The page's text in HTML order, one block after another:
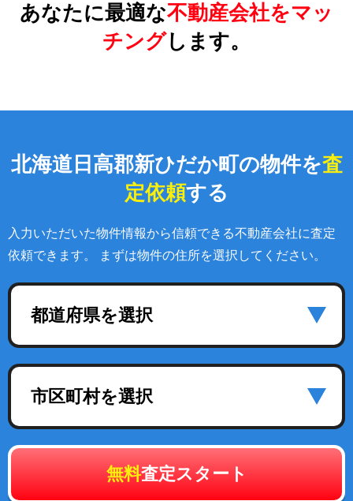
あなたに最適な不動産会社をマッ
チングします。
北海道日高郡新ひだか町の物件を査
定依頼する
入力いただいた物件情報から信頼できる不動産会社に査定
依頼できます。 まずは物件の住所を選択してください。
都道府県を選択
市区町村を選択
無料査定スタート